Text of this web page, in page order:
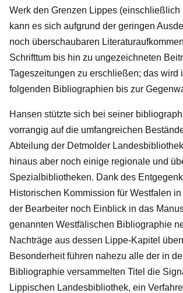
Werk den Grenzen Lippes (einschließlich
kann es sich aufgrund der geringen
noch überschaubaren
Schrifttum bis hin zu ungezeichneten
Tageszeitungen zu erschließen; das wird
folgenden Bibliographien bis zur
Hansen stützte sich bei seiner
vorrangig auf die umfangreichen
Abteilung der Detmolder
hinaus aber noch einige regionale und
Spezialbibliotheken. Dank des
Historischen Kommission für Westfalen
der Bearbeiter noch Einblick in das
genannten Westfälischen Bibliographie
Nachträge aus dessen Lippe-Kapitel
Besonderheit führen nahezu alle der in
Bibliographie versammelten Titel die
Lippischen Landesbibliothek, ein